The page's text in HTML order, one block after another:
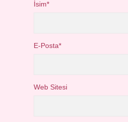
İsim*
E-Posta*
Web Sitesi